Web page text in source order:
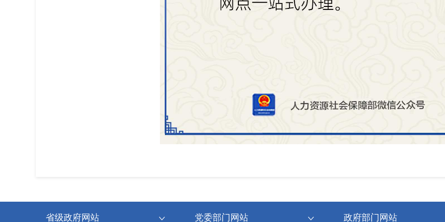
省级政府网站 党委部门网站 政府部门网站